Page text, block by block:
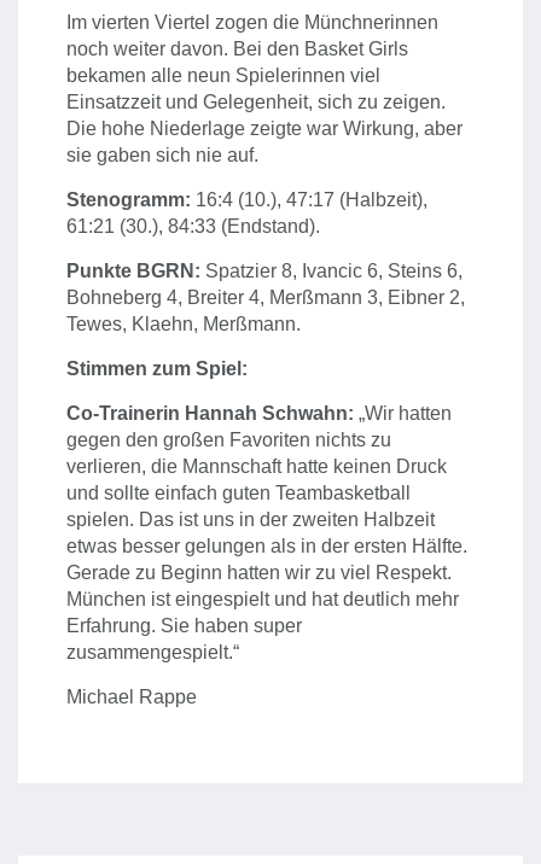
Im vierten Viertel zogen die Münchnerinnen
noch weiter davon. Bei den Basket Girls
bekamen alle neun Spielerinnen viel
Einsatzzeit und Gelegenheit, sich zu zeigen.
Die hohe Niederlage zeigte war Wirkung, aber
sie gaben sich nie auf.
Stenogramm: 16:4 (10.), 47:17 (Halbzeit),
61:21 (30.), 84:33 (Endstand).
Punkte BGRN: Spatzier 8, Ivancic 6, Steins 6,
Bohneberg 4, Breiter 4, Merßmann 3, Eibner 2,
Tewes, Klaehn, Merßmann.
Stimmen zum Spiel:
Co-Trainerin Hannah Schwahn: „Wir hatten
gegen den großen Favoriten nichts zu
verlieren, die Mannschaft hatte keinen Druck
und sollte einfach guten Teambasketball
spielen. Das ist uns in der zweiten Halbzeit
etwas besser gelungen als in der ersten Hälfte.
Gerade zu Beginn hatten wir zu viel Respekt.
München ist eingespielt und hat deutlich mehr
Erfahrung. Sie haben super
zusammengespielt.“
Michael Rappe